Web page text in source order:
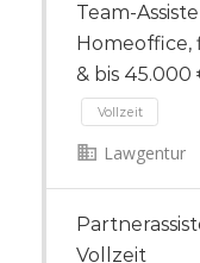
Team-
Homeoffice,
& bis 45.000
Lawgentur
Vollzeit